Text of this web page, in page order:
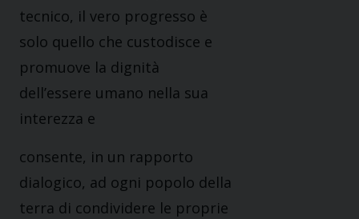
tecnico, il vero progresso è
solo quello che custodisce e
promuove la dignità
dell’essere umano nella sua
interezza e
consente, in un rapporto
dialogico, ad ogni popolo della
terra di condividere le proprie